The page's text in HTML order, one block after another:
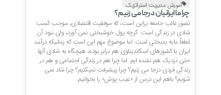
آموزش مدیریت استراتژیک
چرا ما ایرانیان درجا می زنیم؟
تصور غالب جامعه براین است، که موفقیت اقتصادی، موجب کسب
شادی در زندگی است. گرچه پول خوشبختی نمی آورد، ولی نبود آن
قطعاً مایه بدبختی است. اما موضوع مهم این است که زمانیکه درآمد
ایران با کشورهای اسکاندیناوی هم برابر بوده، هیچگاه به شادی آنها
حتی نزدیک هم نشده ایم. اما چرا هم در زندگی اجتماعی و هم در
زندگی فردی درجا می زنیم؟ چرا پیشرفت نمیکنیم؟ چرا شاد نمی
شویم؟ باهم این درس از «عیب پوش» را بخوانیم…